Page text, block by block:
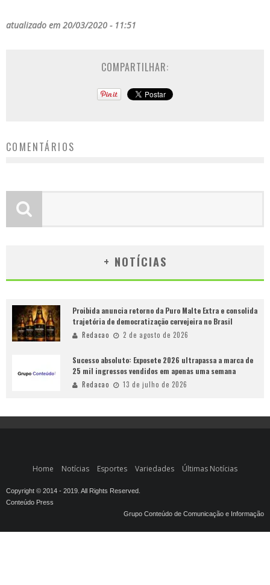
atualizado em 20/03/2020 - 11:51
COMPARTILHAR:
COMENTÁRIOS
+ NOTÍCIAS
Proibida anuncia retorno da Puro Malte Extra e consolida
trajetória de democratização cervejeira no Brasil
Redacao 2 de agosto de 2026
Sucesso absoluto: Exposete 2026 ultrapassa a marca de
25 mil ingressos vendidos em apenas uma semana
Redacao 13 de julho de 2026
Home Notícias Esportes Variedades Últimas Notícias
Copyright © 2014 - 2019. All Rights Reserved.
Conteúdo Press
Grupo Conteúdo de Comunicação e Informação